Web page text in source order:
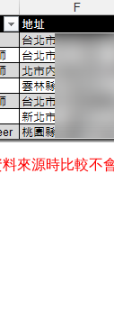
來源時比較不會